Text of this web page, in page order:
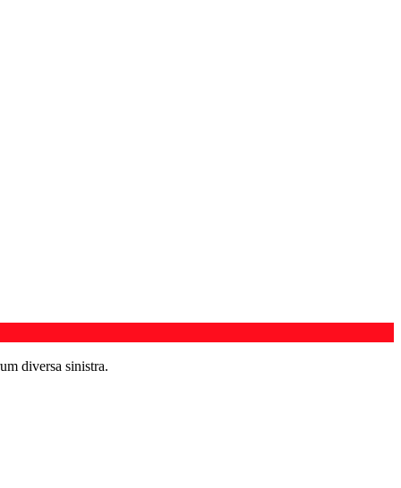
diversa sinistra.